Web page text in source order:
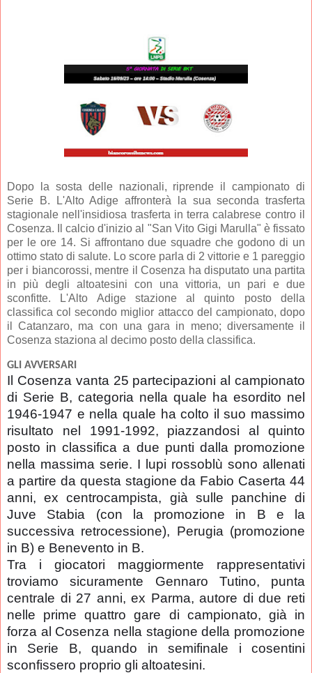
Dopo la sosta delle nazionali, riprende il campionato di
Serie B. L'Alto Adige affronterà la sua seconda trasferta
stagionale nell'insidiosa trasferta in terra calabrese contro il
Cosenza. Il calcio d'inizio al "San Vito Gigi Marulla" è fissato
per le ore 14. Si affrontano due squadre che godono di un
ottimo stato di salute. Lo score parla di 2 vittorie e 1 pareggio
per i biancorossi, mentre il Cosenza ha disputato una partita
in più degli altoatesini con una vittoria, un pari e due
sconfitte. L'Alto Adige stazione al quinto posto della
classifica col secondo miglior attacco del campionato, dopo
il Catanzaro, ma con una gara in meno; diversamente il
Cosenza staziona al decimo posto della classifica.
GLI AVVERSARI
Il Cosenza vanta 25 partecipazioni al campionato
di Serie B, categoria nella quale ha esordito nel
1946-1947 e nella quale ha colto il suo massimo
risultato nel 1991-1992, piazzandosi al quinto
posto in classifica a due punti dalla promozione
nella massima serie. I lupi rossoblù sono allenati
a partire da questa stagione da Fabio Caserta 44
anni, ex centrocampista, già sulle panchine di
Juve Stabia (con la promozione in B e la
successiva retrocessione), Perugia (promozione
in B) e Benevento in B.
Tra i giocatori maggiormente rappresentativi
troviamo sicuramente Gennaro Tutino, punta
centrale di 27 anni, ex Parma, autore di due reti
nelle prime quattro gare di campionato, già in
forza al Cosenza nella stagione della promozione
in Serie B, quando in semifinale i cosentini
sconfissero proprio gli altoatesini.